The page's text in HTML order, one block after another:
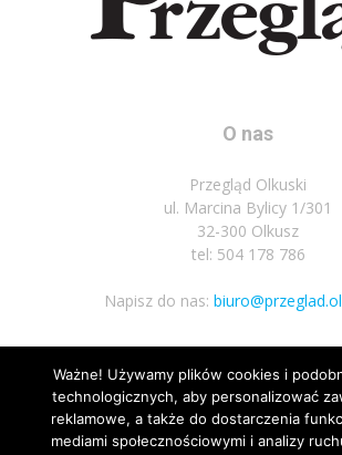
O nas
Przegląd Olkuski
ul. Marcina Bylicy 1/301
32-300 Olkusz
tel: 504 178 786
Napisz do nas:
Podążaj za nami
Ważne! Używamy plików cookies i
technologicznych, aby personalizować
reklamowe, a także do dostarczenia
mediami społecznościowymi i analizy